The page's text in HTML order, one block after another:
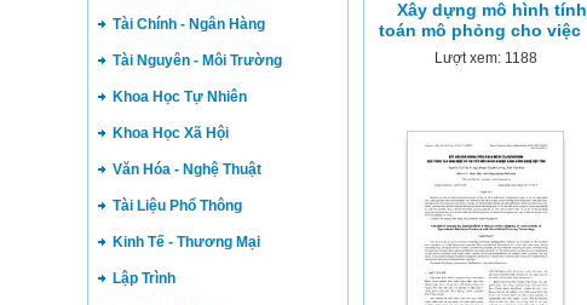
Tài Chính - Ngân Hàng
Tài Nguyên - Môi Trường
Khoa Học Tự Nhiên
Khoa Học Xã Hội
Văn Hóa - Nghệ Thuật
Tài Liệu Phổ Thông
Kinh Tế - Thương Mại
Lập Trình
Xây dựng mô hình tính
toán mô phỏng cho việc
Lượt xem: 1188